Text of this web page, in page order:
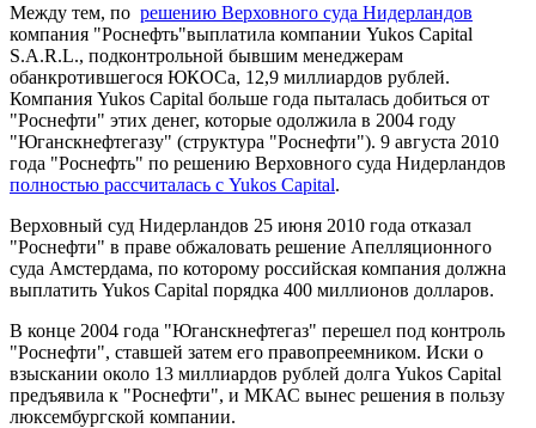
Между тем, по решению Верховного суда Нидерландов
компания "Роснефть"выплатила компании Yukos Capital
S.A.R.L., подконтрольной бывшим менеджерам
обанкротившегося ЮКОСа, 12,9 миллиардов рублей.
Компания Yukos Capital больше года пыталась добиться от
"Роснефти" этих денег, которые одолжила в 2004 году
"Юганскнефтегазу" (структура "Роснефти"). 9 августа 2010
года "Роснефть" по решению Верховного суда Нидерландов
полностью рассчиталась с Yukos Capital.
Верховный суд Нидерландов 25 июня 2010 года отказал
"Роснефти" в праве обжаловать решение Апелляционного
суда Амстердама, по которому российская компания должна
выплатить Yukos Capital порядка 400 миллионов долларов.
В конце 2004 года "Юганскнефтегаз" перешел под контроль
"Роснефти", ставшей затем его правопреемником. Иски о
взыскании около 13 миллиардов рублей долга Yukos Capital
предъявила к "Роснефти", и МКАС вынес решения в пользу
люксембургской компании.